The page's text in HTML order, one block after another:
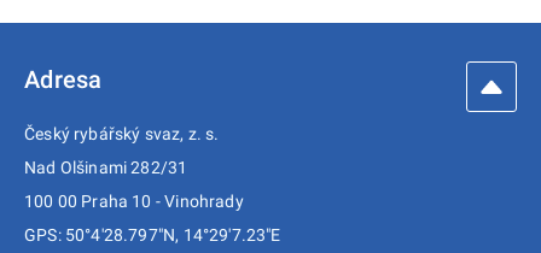
Adresa
Český rybářský svaz, z. s.
Nad Olšinami 282/31
100 00 Praha 10 - Vinohrady
GPS: 50°4'28.797"N, 14°29'7.23"E